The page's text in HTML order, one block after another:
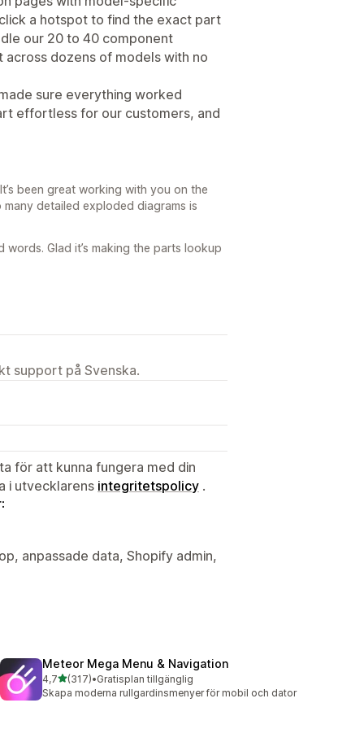
a hotspot to find the exact part
our 20 to 40 component
dozens of models with no
sure everything worked
effortless for our customers, and
been great working with you on the
detailed exploded diagrams is
Glad it’s making the parts lookup
support på Svenska.
för att kunna fungera med din
i utvecklarens integritetspolicy .
anpassade data, Shopify admin,
Meteor Mega Menu & Navigation
4,7av 5 stjärnor
(317)
317 recensioner totalt
•Gratisplan tillgänglig
Skapa moderna rullgardinsmenyer för mobil och dator